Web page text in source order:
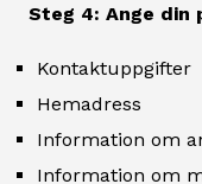
Steg 4: Ange din
Kontaktuppgifter
Hemadress
Information om
Information om